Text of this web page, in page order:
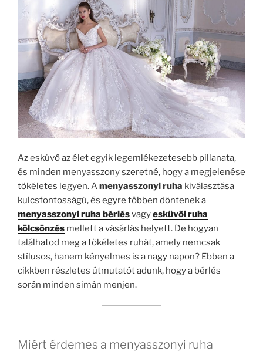
Az esküvő az élet egyik legemlékezetesebb pillanata,
és minden menyasszony szeretné, hogy a megjelenése
tökéletes legyen. Amenyasszonyi ruha kiválasztása
kulcsfontosságú, és egyre többen döntenek a
menyasszonyi ruha bérlésvagyesküvői ruha
kölcsönzés mellett a vásárlás helyett. De hogyan
találhatod meg a tökéletes ruhát, amely nemcsak
stílusos, hanem kényelmes is a nagy napon? Ebben a
cikkben részletes útmutatót adunk, hogy a bérlés
során minden simán menjen.
Miért érdemes a menyasszonyi ruha